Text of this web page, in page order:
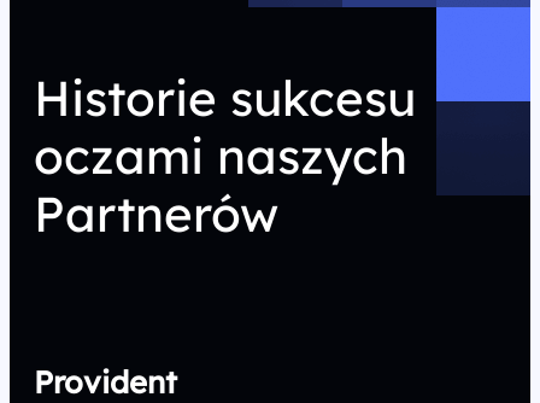
Historie sukcesu
oczami naszych
Partnerów
Provident